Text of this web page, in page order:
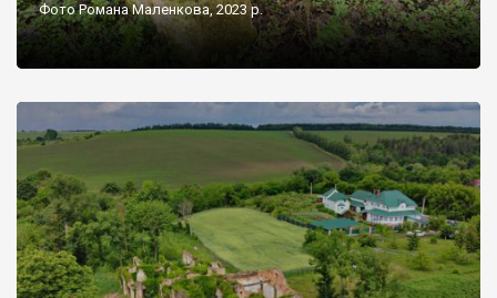
Фото Романа Маленкова, 2023 р.